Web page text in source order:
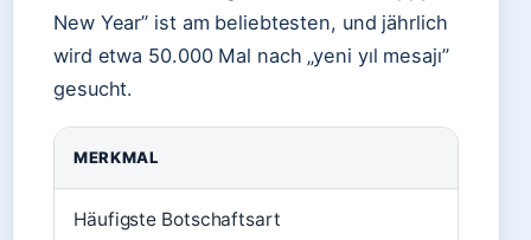
New Year” ist am beliebtesten, und jährlich
wird etwa 50.000 Mal nach „yeni yıl mesajı”
gesucht.
MERKMAL
Häufigste Botschaftsart